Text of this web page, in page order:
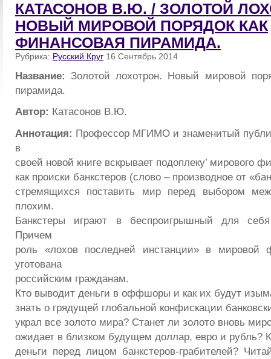
КАТАСОНОВ В.Ю. / ЗОЛОТОЙ
НОВЫЙ МИРОВОЙ ПОРЯДОК КАК
ФИНАНСОВАЯ ПИРАМИДА.
Рубрика: Русский Круг 16 Сентябрь 2014
Название:Золотой лохотрон. Новый мировой
пирамида.
Автор: Катасонов В.Ю.
Аннотация: Профессор МГИМО и знаменитый
в
своей новой книге вскрывает подоплеку’ мирового
как происки банкстеров (слово – производное от
стремящихся поставить мир перед выбором
плохим.
Банкстеры играют в беспроигрышный для
Причем
роль «лохов последней инстанции» в мировой
уготована
российским гражданам.
Кто выводит деньги в оффшоры и как их будут
знать о грядущей глобальной конфискации
украл все золото мира? Станет ли золото вновь
ожидает в близком будущем доллар, евро и рубль?
деньги перед лицом банкстеров-грабителей?